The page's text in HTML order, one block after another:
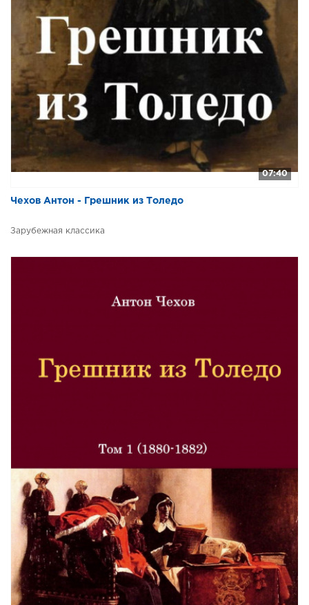
07:40
Чехов Антон - Грешник из Толедо
Зарубежная классика